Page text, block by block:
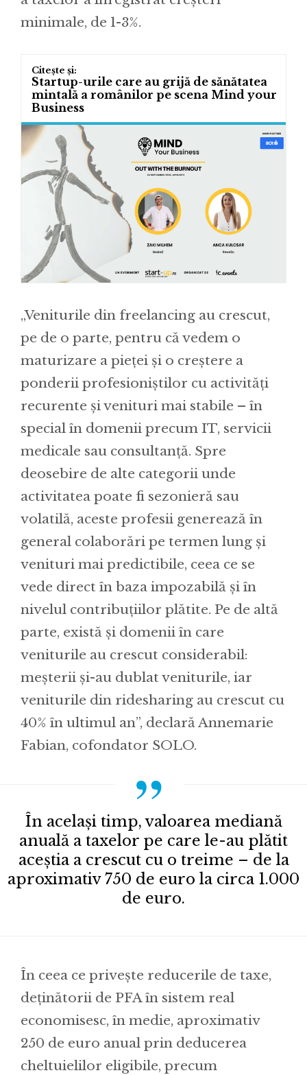
minimale, de 1-3%.
Startup-urile care au grijă de sănătatea
mintală a românilor pe scena Mind your
Business
„Veniturile din freelancing au crescut,
pe de o parte, pentru că vedem o
maturizare a pieței și o creștere a
ponderii profesioniștilor cu activități
recurente și venituri mai stabile – în
special în domenii precum IT, servicii
medicale sau consultanță. Spre
deosebire de alte categorii unde
activitatea poate fi sezonieră sau
volatilă, aceste profesii generează în
general colaborări pe termen lung și
venituri mai predictibile, ceea ce se
vede direct în baza impozabilă și în
nivelul contribuțiilor plătite. Pe de altă
parte, există și domenii în care
veniturile au crescut considerabil:
meșterii și-au dublat veniturile, iar
veniturile din ridesharing au crescut cu
40% în ultimul an”, declară Annemarie
Fabian, cofondator SOLO.
În același timp, valoarea mediană
anuală a taxelor pe care le-au plătit
aceștia a crescut cu o treime – de la
aproximativ 750 de euro la circa 1.000
de euro.
În ceea ce privește reducerile de taxe,
deținătorii de PFA în sistem real
economisesc, în medie, aproximativ
250 de euro anual prin deducerea
cheltuielilor eligibile, precum